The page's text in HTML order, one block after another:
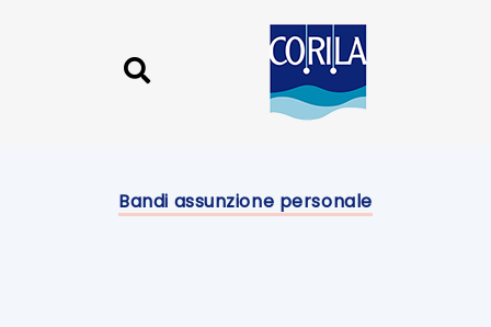
Bandi assunzione personale